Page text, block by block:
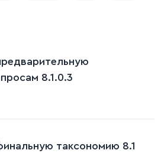
8.1.0.3
таксономию 8.1